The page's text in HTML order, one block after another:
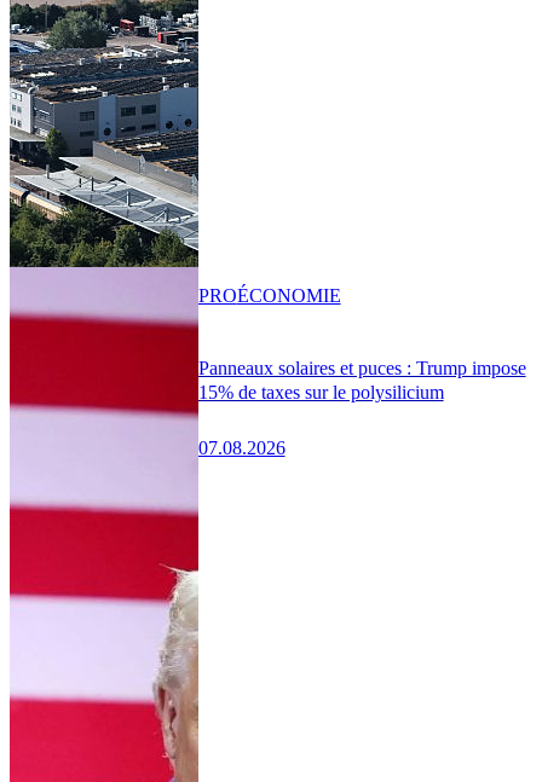
Panneaux solaires et puces : Trump impose
15% de taxes sur le polysilicium
07.08.2026
PROÉCONOMIE